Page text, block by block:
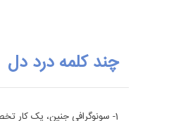
چند کلمه درد دل
1- سونوگرافی جنین، یک کار تخصصی است. کاری نیست که به دلخواه بیمار درخواست شود و پزشک متخصص فقط نقش نویسنده و مُهر زننده‎ی درخواست را داشته باشد.